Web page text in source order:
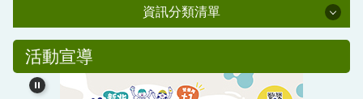
資訊分類清單
公務專區
校務行政
活動宣導